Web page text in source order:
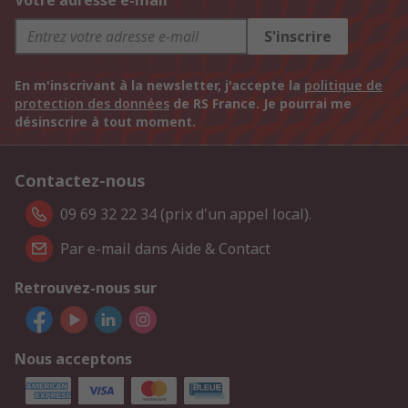
S'inscrire
En m'inscrivant à la newsletter, j'accepte la politique de
protection des données de RS France. Je pourrai me
désinscrire à tout moment.
Contactez-nous
09 69 32 22 34 (prix d'un appel local).
Par e-mail dans Aide & Contact
Retrouvez-nous sur
Nous acceptons